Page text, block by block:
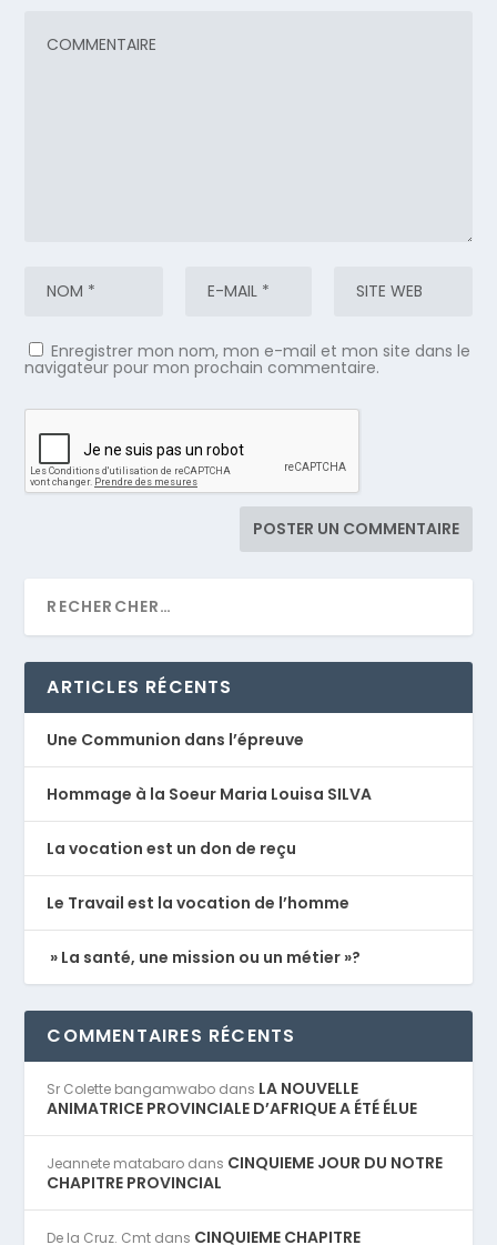
Enregistrer mon nom, mon e-mail et mon site dans le
navigateur pour mon prochain commentaire.
ARTICLES RÉCENTS
Une Communion dans l’épreuve
Hommage à la Soeur Maria Louisa SILVA
La vocation est un don de reçu
Le Travail est la vocation de l’homme
» La santé, une mission ou un métier »?
COMMENTAIRES RÉCENTS
Sr Colette bangamwabo dans LA NOUVELLE
ANIMATRICE PROVINCIALE D’AFRIQUE A ÉTÉ ÉLUE
Jeannete matabaro dans CINQUIEME JOUR DU NOTRE
CHAPITRE PROVINCIAL
De la Cruz. Cmt dans CINQUIEME CHAPITRE